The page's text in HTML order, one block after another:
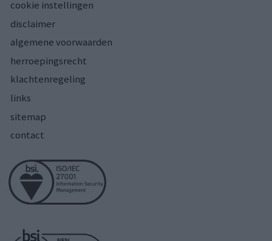
cookie instellingen
disclaimer
algemene voorwaarden
herroepingsrecht
klachtenregeling
links
sitemap
contact